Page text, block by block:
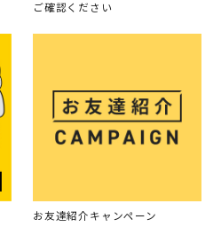
ご確認ください
お友達紹介キャンペーン